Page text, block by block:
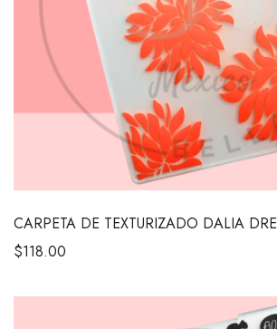
CARPETA DE TEXTURIZADO DALIA
$118.00